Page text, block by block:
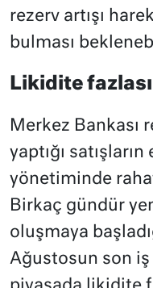
rezerv artışı
bulması
Likidite
Merkez Bankası
yaptığı
yönetiminde
Birkaç gündür
oluşmaya
Ağustosun son